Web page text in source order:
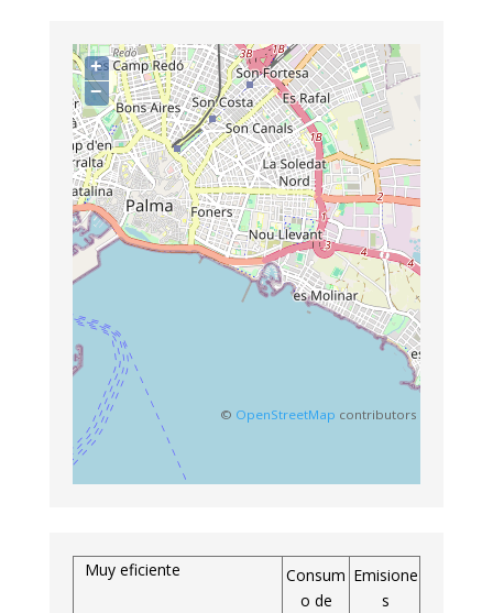
+
−
© OpenStreetMap contributors
Muy eficiente
Consum
o de
Emisione
s